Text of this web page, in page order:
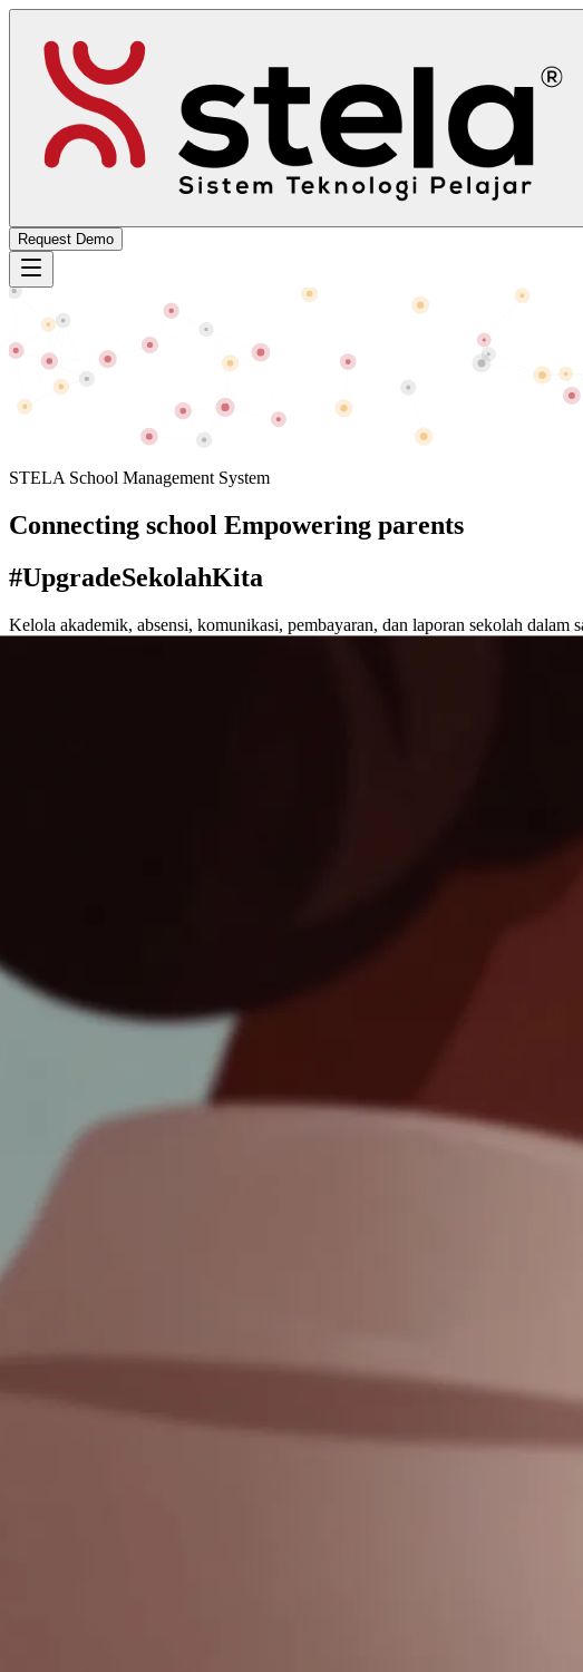
Request Demo
STELA School Management System
Connecting school Empowering parents
#UpgradeSekolahKita
Kelola akademik, absensi, komunikasi, pembayaran, dan laporan sekolah dalam